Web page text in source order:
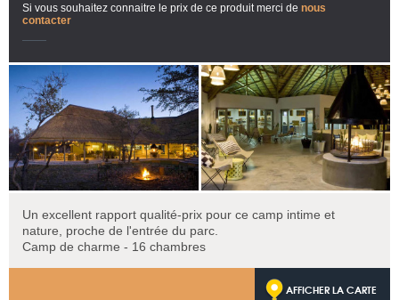
Si vous souhaitez connaitre le prix de ce produit merci de nous
contacter
Un excellent rapport qualité-prix pour ce camp intime et
nature, proche de l'entrée du parc.
Camp de charme - 16 chambres
AFFICHER LA CARTE